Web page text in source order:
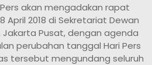
akan mengadakan rapat
April 2018 di Sekretariat Dewan
Jakarta Pusat, dengan agenda
perubahan tanggal Hari Pers
tersebut mengundang seluruh